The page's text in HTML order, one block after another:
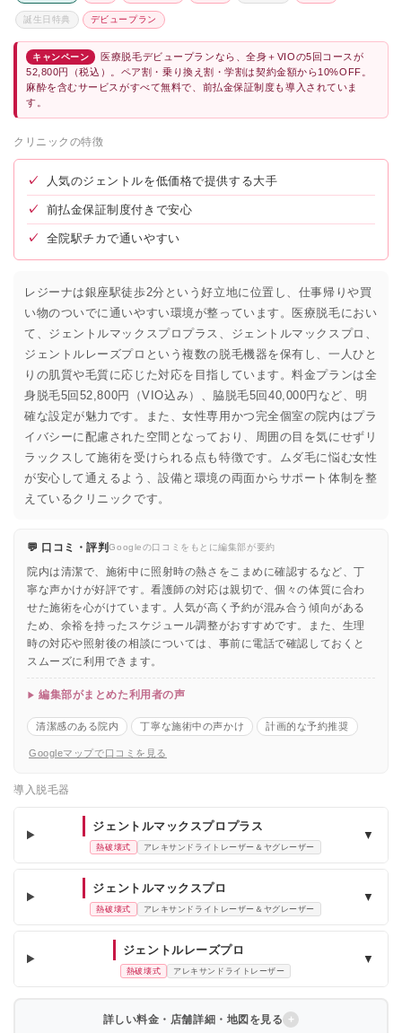
誕生日特典 デビュープラン
キャンペーン
医療脱毛デビュープランなら、全身＋VIOの5回コースが
52,800円（税込）。ペア割・乗り換え割・学割は契約金額から10%OFF。
麻酔を含むサービスがすべて無料で、前払金保証制度も導入されていま
す。
クリニックの特徴
✓ 人気のジェントルを低価格で提供する大手
✓ 前払金保証制度付きで安心
✓ 全院駅チカで通いやすい
レジーナは銀座駅徒歩2分という好立地に位置し、仕事帰りや買
い物のついでに通いやすい環境が整っています。医療脱毛におい
て、ジェントルマックスプロプラス、ジェントルマックスプロ、
ジェントルレーズプロという複数の脱毛機器を保有し、一人ひと
りの肌質や毛質に応じた対応を目指しています。料金プランは全
身脱毛5回52,800円（VIO込み）、脇脱毛5回40,000円など、明
確な設定が魅力です。また、女性専用かつ完全個室の院内はプラ
イバシーに配慮された空間となっており、周囲の目を気にせずリ
ラックスして施術を受けられる点も特徴です。ムダ毛に悩む女性
が安心して通えるよう、設備と環境の両面からサポート体制を整
えているクリニックです。
💬 口コミ・評判Googleの口コミをもとに編集部が要約
院内は清潔で、施術中に照射時の熱さをこまめに確認するなど、丁
寧な声かけが好評です。看護師の対応は親切で、個々の体質に合わ
せた施術を心がけています。人気が高く予約が混み合う傾向がある
ため、余裕を持ったスケジュール調整がおすすめです。また、生理
時の対応や照射後の相談については、事前に電話で確認しておくと
スムーズに利用できます。
編集部がまとめた利用者の声
清潔感のある院内 丁寧な施術中の声かけ 計画的な予約推奨
Googleマップで口コミを見る
導入脱毛器
ジェントルマックスプロプラス
熱破壊式 アレキサンドライトレーザー＆ヤグレーザー
▼
ジェントルマックスプロ
熱破壊式 アレキサンドライトレーザー＆ヤグレーザー
▼
ジェントルレーズプロ
熱破壊式 アレキサンドライトレーザー
▼
詳しい料金・店舗詳細・地図を見る